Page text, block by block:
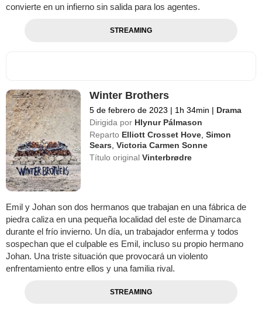
convierte en un infierno sin salida para los agentes.
STREAMING
Winter Brothers
5 de febrero de 2023 | 1h 34min | Drama
Dirigida por Hlynur Pálmason
Reparto Elliott Crosset Hove ,Simon
Sears ,Victoria Carmen Sonne
Título originalVinterbrødre
Emil y Johan son dos hermanos que trabajan en una fábrica de
piedra caliza en una pequeña localidad del este de Dinamarca
durante el frío invierno. Un día, un trabajador enferma y todos
sospechan que el culpable es Emil, incluso su propio hermano
Johan. Una triste situación que provocará un violento
enfrentamiento entre ellos y una familia rival.
STREAMING